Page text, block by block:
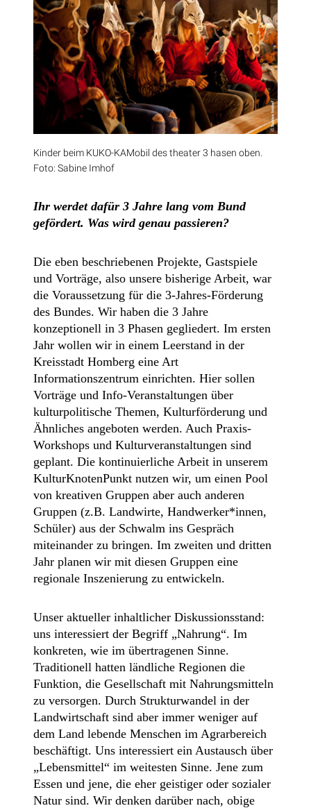
Kinder beim KUKO-KAMobil des theater 3 hasen oben.
Foto: Sabine Imhof
Ihr werdet dafür 3 Jahre lang vom Bund
gefördert. Was wird genau passieren?
Die eben beschriebenen Projekte, Gastspiele
und Vorträge, also unsere bisherige Arbeit, war
die Voraussetzung für die 3-Jahres-Förderung
des Bundes. Wir haben die 3 Jahre
konzeptionell in 3 Phasen gegliedert. Im ersten
Jahr wollen wir in einem Leerstand in der
Kreisstadt Homberg eine Art
Informationszentrum einrichten. Hier sollen
Vorträge und Info-Veranstaltungen über
kulturpolitische Themen, Kulturförderung und
Ähnliches angeboten werden. Auch Praxis-
Workshops und Kulturveranstaltungen sind
geplant. Die kontinuierliche Arbeit in unserem
KulturKnotenPunkt nutzen wir, um einen Pool
von kreativen Gruppen aber auch anderen
Gruppen (z.B. Landwirte, Handwerker*innen,
Schüler) aus der Schwalm ins Gespräch
miteinander zu bringen. Im zweiten und dritten
Jahr planen wir mit diesen Gruppen eine
regionale Inszenierung zu entwickeln.
Unser aktueller inhaltlicher Diskussionsstand:
uns interessiert der Begriff „Nahrung“. Im
konkreten, wie im übertragenen Sinne.
Traditionell hatten ländliche Regionen die
Funktion, die Gesellschaft mit Nahrungsmitteln
zu versorgen. Durch Strukturwandel in der
Landwirtschaft sind aber immer weniger auf
dem Land lebende Menschen im Agrarbereich
beschäftigt. Uns interessiert ein Austausch über
„Lebensmittel“ im weitesten Sinne. Jene zum
Essen und jene, die eher geistiger oder sozialer
Natur sind. Wir denken darüber nach, obige